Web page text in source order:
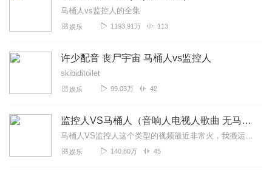
我很喜欢马桶人，但出一些解析会更好
2023-12-27
非常好看，但是更新比较慢。
2024-06-23
神皇之力
几万年没更新了SSSSSS
2026-06-13
马桶人vs监控人的全集
娱乐 1193.91万 113
许少配音 丧尸宇宙 马桶人vs监控人
skibiditoilet
娱乐 99.03万 42
监控人VS马桶人（音响人电视人歌曲 无马赛克）
马桶人VS监控人这个类型的视频最近非常火，我搬运了一些视频，希望你能喜欢，感谢订阅，感谢支持
娱乐 140.80万 45